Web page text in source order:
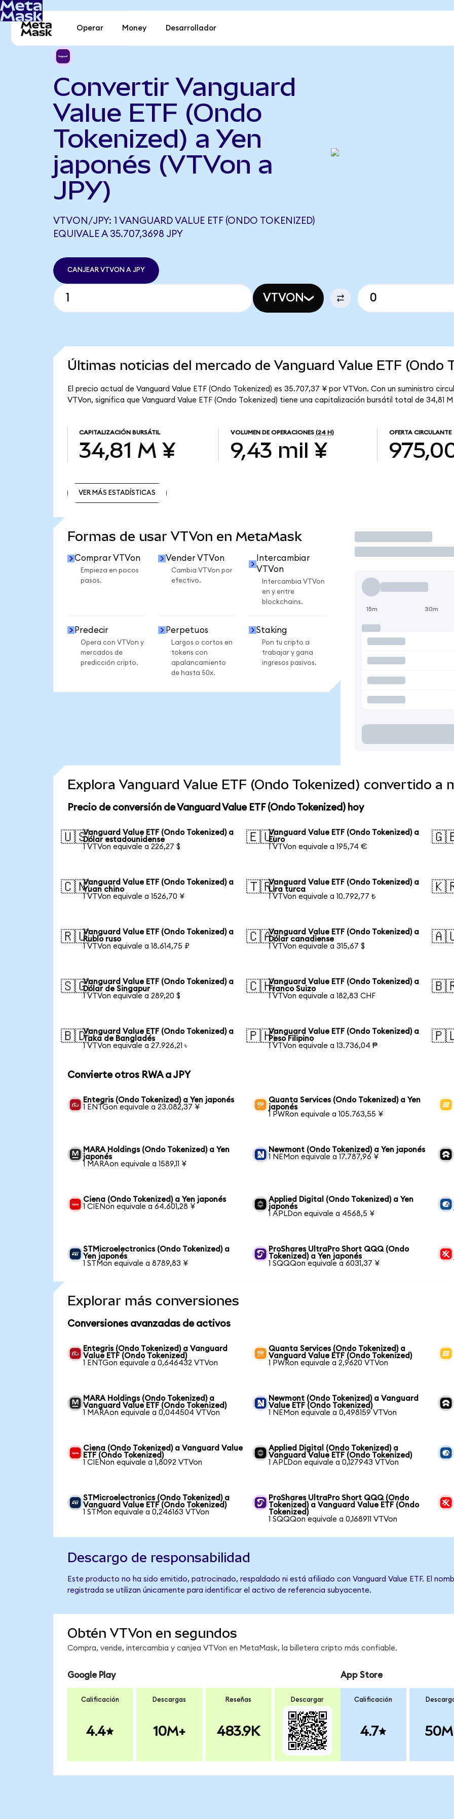
Operar Money Desarrollador
Convertir Vanguard
Value ETF (Ondo
Tokenized) a Yen
japonés (VTVon a
JPY)
VTVON/JPY: 1 VANGUARD VALUE ETF (ONDO TOKENIZED)
EQUIVALE A 35.707,3698 JPY
CANJEAR VTVON A JPY
VTVON
Últimas noticias del mercado de Vanguard Value ETF (Ondo
El precio actual de Vanguard Value ETF (Ondo Tokenized) es 35.707,37 ¥ por VTVon. Con un suministro
VTVon, significa que Vanguard Value ETF (Ondo Tokenized) tiene una capitalización bursátil total de 34,81
CAPITALIZACIÓN BURSÁTIL
34,81 M ¥
VOLUMEN DE OPERACIONES (24 H)
9,43 mil ¥
OFERTA CIRCULANTE
VER MÁS ESTADÍSTICAS
Formas de usar VTVon en MetaMask
Comprar VTVon
Empieza en pocos
pasos.
Vender VTVon
Cambia VTVon por
efectivo.
Intercambiar
VTVon
Intercambia VTVon
en y entre
blockchains.
Predecir
Opera con VTVon y
mercados de
predicción cripto.
Perpetuos
Largos o cortos en
tokens con
apalancamiento
de hasta 50x.
Staking
Pon tu cripto a
trabajar y gana
ingresos pasivos.
Operar
15m 30m
Explora Vanguard Value ETF (Ondo Tokenized) convertido a
Precio de conversión de Vanguard Value ETF (Ondo Tokenized) hoy
🇺🇸Vanguard Value ETF (Ondo Tokenized) a
Dólar estadounidense
1 VTVon equivale a 226,27 $
🇪🇺Vanguard Value ETF (Ondo Tokenized) a
Euro
1 VTVon equivale a 195,74 €
🇨🇳Vanguard Value ETF (Ondo Tokenized) a
Yuan chino
1 VTVon equivale a 1526,70 ¥
🇹🇷Vanguard Value ETF (Ondo Tokenized) a
Lira turca
1 VTVon equivale a 10.792,77 ₺
🇷🇺Vanguard Value ETF (Ondo Tokenized) a
Rublo ruso
1 VTVon equivale a 18.614,75 ₽
🇨🇦Vanguard Value ETF (Ondo Tokenized) a
Dólar canadiense
1 VTVon equivale a 315,67 $
🇸🇬Vanguard Value ETF (Ondo Tokenized) a
Dólar de Singapur
1 VTVon equivale a 289,20 $
🇨🇭Vanguard Value ETF (Ondo Tokenized) a
Franco Suizo
1 VTVon equivale a 182,83 CHF
🇧🇩Vanguard Value ETF (Ondo Tokenized) a
Taka de Bangladés
1 VTVon equivale a 27.926,21 ৳
🇵🇭Vanguard Value ETF (Ondo Tokenized) a
Peso Filipino
1 VTVon equivale a 13.736,04 ₱
Convierte otros RWA a JPY
Entegris (Ondo Tokenized) a Yen japonés
1 ENTGon equivale a 23.082,37 ¥
Quanta Services (Ondo Tokenized) a Yen
japonés
1 PWRon equivale a 105.763,55 ¥
MARA Holdings (Ondo Tokenized) a Yen
japonés
1 MARAon equivale a 1589,11 ¥
Newmont (Ondo Tokenized) a Yen japonés
1 NEMon equivale a 17.787,96 ¥
Ciena (Ondo Tokenized) a Yen japonés
1 CIENon equivale a 64.601,28 ¥
Applied Digital (Ondo Tokenized) a Yen
japonés
1 APLDon equivale a 4568,5 ¥
STMicroelectronics (Ondo Tokenized) a
Yen japonés
1 STMon equivale a 8789,83 ¥
ProShares UltraPro Short QQQ (Ondo
Tokenized) a Yen japonés
1 SQQQon equivale a 6031,37 ¥
Explorar más conversiones
Conversiones avanzadas de activos
Entegris (Ondo Tokenized) a Vanguard
Value ETF (Ondo Tokenized)
1 ENTGon equivale a 0,646432 VTVon
Quanta Services (Ondo Tokenized) a
Vanguard Value ETF (Ondo Tokenized)
1 PWRon equivale a 2,9620 VTVon
MARA Holdings (Ondo Tokenized) a
Vanguard Value ETF (Ondo Tokenized)
1 MARAon equivale a 0,044504 VTVon
Newmont (Ondo Tokenized) a Vanguard
Value ETF (Ondo Tokenized)
1 NEMon equivale a 0,498159 VTVon
Ciena (Ondo Tokenized) a Vanguard Value
ETF (Ondo Tokenized)
1 CIENon equivale a 1,8092 VTVon
Applied Digital (Ondo Tokenized) a
Vanguard Value ETF (Ondo Tokenized)
1 APLDon equivale a 0,127943 VTVon
STMicroelectronics (Ondo Tokenized) a
Vanguard Value ETF (Ondo Tokenized)
1 STMon equivale a 0,246163 VTVon
ProShares UltraPro Short QQQ (Ondo
Tokenized) a Vanguard Value ETF (Ondo
Tokenized)
1 SQQQon equivale a 0,168911 VTVon
Descargo de responsabilidad
Este producto no ha sido emitido, patrocinado, respaldado ni está afiliado con Vanguard Value ETF. El
registrada se utilizan únicamente para identificar el activo de referencia subyacente.
Obtén VTVon en segundos
Compra, vende, intercambia y canjea VTVon en MetaMask, la billetera cripto más confiable.
Google Play
Calificación
4.4
Descargas
10M+
Reseñas
483.9K
Descargar
App Store
Calificación
4.7